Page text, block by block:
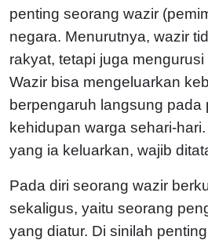
penting seorang wazir
negara. Menurutnya, wazir
rakyat, tetapi juga
Wazir bisa mengeluarkan
berpengaruh langsung pada
kehidupan warga sehari-
yang ia keluarkan, wajib
Pada diri seorang wazir
sekaligus, yaitu seorang
yang diatur. Di sinilah